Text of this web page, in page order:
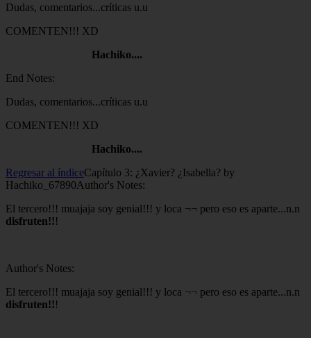
Dudas, comentarios...críticas u.u
COMENTEN!!! XD
Hachiko....
End Notes:
Dudas, comentarios...críticas u.u
COMENTEN!!! XD
Hachiko....
Regresar al índiceCapítulo 3: ¿Xavier? ¿Isabella? by
Hachiko_67890Author's Notes:
El tercero!!! muajaja soy genial!!! y loca ¬¬ pero eso es aparte...n.n
disfruten!!!
Author's Notes:
El tercero!!! muajaja soy genial!!! y loca ¬¬ pero eso es aparte...n.n
disfruten!!!